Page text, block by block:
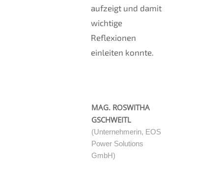
aufzeigt und damit
wichtige
Reflexionen
einleiten konnte.
MAG. ROSWITHA
GSCHWEITL
(Unternehmerin, EOS
Power Solutions
GmbH)